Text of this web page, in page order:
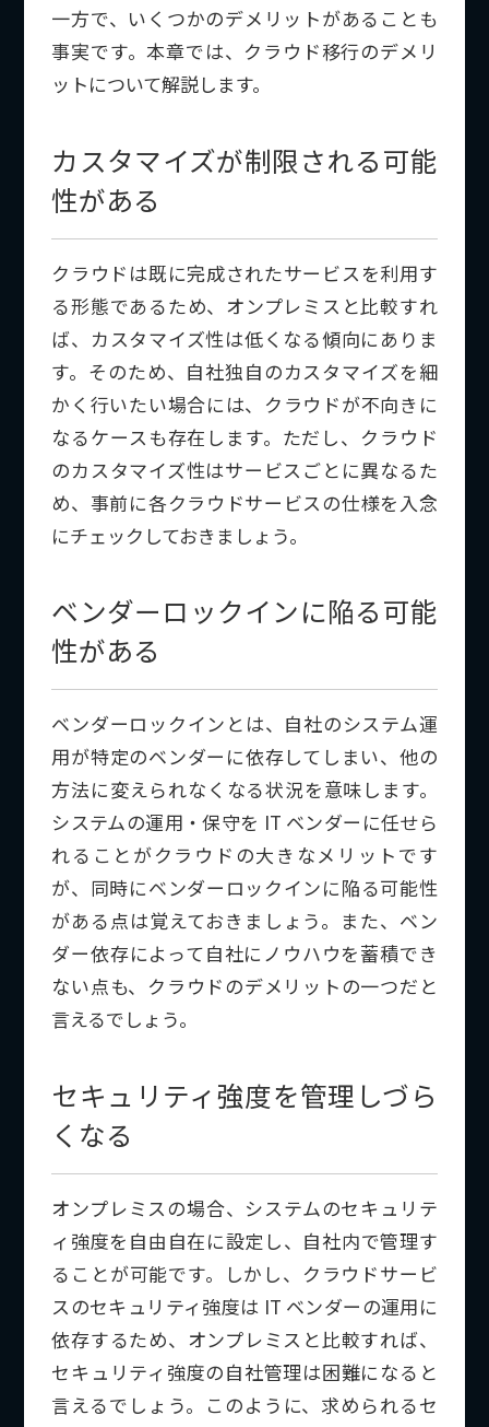
一方で、いくつかのデメリットがあることも
事実です。本章では、クラウド移行のデメリ
ットについて解説します。
カスタマイズが制限される可能
性がある
クラウドは既に完成されたサービスを利用す
る形態であるため、オンプレミスと比較すれ
ば、カスタマイズ性は低くなる傾向にありま
す。そのため、自社独自のカスタマイズを細
かく行いたい場合には、クラウドが不向きに
なるケースも存在します。ただし、クラウド
のカスタマイズ性はサービスごとに異なるた
め、事前に各クラウドサービスの仕様を入念
にチェックしておきましょう。
ベンダーロックインに陥る可能
性がある
ベンダーロックインとは、自社のシステム運
用が特定のベンダーに依存してしまい、他の
方法に変えられなくなる状況を意味します。
システムの運用・保守を IT ベンダーに任せら
れることがクラウドの大きなメリットです
が、同時にベンダーロックインに陥る可能性
がある点は覚えておきましょう。また、ベン
ダー依存によって自社にノウハウを蓄積でき
ない点も、クラウドのデメリットの一つだと
言えるでしょう。
セキュリティ強度を管理しづら
くなる
オンプレミスの場合、システムのセキュリテ
ィ強度を自由自在に設定し、自社内で管理す
ることが可能です。しかし、クラウドサービ
スのセキュリティ強度は IT ベンダーの運用に
依存するため、オンプレミスと比較すれば、
セキュリティ強度の自社管理は困難になると
言えるでしょう。このように、求められるセ